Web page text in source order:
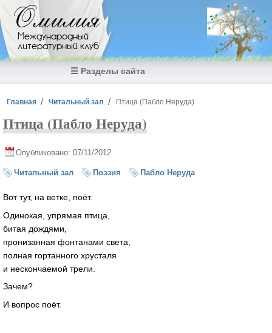
Перейти к основному содержанию
Омилия
Международный
литературный клуб
☰ Разделы сайта
Вы здесь
Главная Читальный зал Птица (Пабло Неруда)
Птица (Пабло Неруда)
Опубликовано: 07/11/2012
Читальный зал Поэзия Пабло Неруда
Вот тут, на ветке, поёт.
Одинокая, упрямая птица,
битая дождями,
пронизанная фонтанами света,
полная гортанного хрусталя
и нескончаемой трели.
Зачем?
И вопрос поёт.